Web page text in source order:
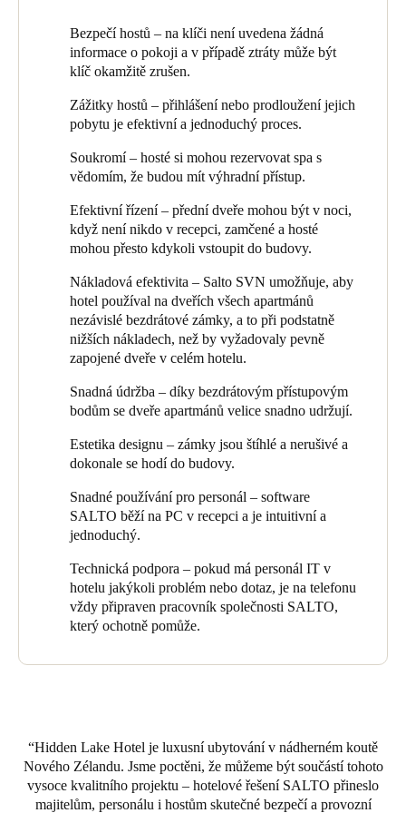
English
English
Uložit nový výběr jako výchozí
Ross Green ze společnosti Select Alarms vypráví: „Věděli jsme,
že pro tuto novou stavbu je estetika stejně důležitá jako
dveří‘ nazývaný MyLock Configurator, který jsme použili,
abychom pomohli Chrisovi a týmu zjistit, jak by vypadaly různé
které mimo jiné umožňovaly dokonce i změnit vzhled dřeva
dveří. Díky tomu bylo možné si s důvěrou vybrat dveře a
vybavení dveří, nejlépe doplňující design hotelu.“
Společnost Select Alarms dodala a nainstalovala systém
používající zámky SALTO Alement ke 40 apartmánům pro
hosty, na hlavní vstupní dveře, spa a výtah. Systém je řízen
softwarem SALTO SPACE, který běží na PC v hotelové
Hidden Lake používá SALTO Virtual Network (Salto SVN),
patentovaný přístup ‚data na kartě‘, který umožňuje, aby hotel
využíval výhod nákladové efektivity nezávislých (bezdrátových)
dveří pro většinu přístupových bodů. Tyto systémy se používají
na dveřích apartmánů, doplněné dvěma pevně zapojenými
čtečkami karet v recepci a na hlavních vstupních dveřích.
„Náš personál v recepci naprogramuje při příjezdu hosta klíč,“
vysvětluje Chris, „který mu umožňuje vstup do jeho apartmá a
také do výtahu a předních vstupních dveří. Přístupové oprávnění
automaticky ztrácí platnost při odhlášení, ale pokud se host
změnit. V případě, že host svůj klíč ztratí, můžeme ho prostě
zrušit a naprogramovat jiný.“
Hidden Lake nabízí hostům exkluzivní využívání svých lázní –
jeho klíč naprogramován tak, aby mu umožnil vstup pouze v
Jižního ostrova. Je zde plně využita síla technologie EAC, která
pomáhá dosahovat vysoce efektivního provozu a poskytovat
hostům vynikající zážitky.
Bezpečí hostů – na klíči není uvedena žádná
informace o pokoji a v případě ztráty může být
klíč okamžitě zrušen.
Zážitky hostů – přihlášení nebo prodloužení jejich
pobytu je efektivní a jednoduchý proces.
Soukromí – hosté si mohou rezervovat spa s
vědomím, že budou mít výhradní přístup.
Efektivní řízení – přední dveře mohou být v noci,
když není nikdo v recepci, zamčené a hosté
mohou přesto kdykoli vstoupit do budovy.
Nákladová efektivita – Salto SVN umožňuje, aby
hotel používal na dveřích všech apartmánů
nezávislé bezdrátové zámky, a to při podstatně
nižších nákladech, než by vyžadovaly pevně
zapojené dveře v celém hotelu.
Snadná údržba – díky bezdrátovým přístupovým
bodům se dveře apartmánů velice snadno udržují.
Estetika designu – zámky jsou štíhlé a nerušivé a
dokonale se hodí do budovy.
Snadné používání pro personál – software
SALTO běží na PC v recepci a je intuitivní a
jednoduchý.
Technická podpora – pokud má personál IT v
hotelu jakýkoli problém nebo dotaz, je na telefonu
vždy připraven pracovník společnosti SALTO,
který ochotně pomůže.
Hidden Lake Hotel je luxusní ubytování v nádherném koutě
Nového Zélandu. Jsme poctěni, že můžeme být součástí tohoto
vysoce kvalitního projektu – hotelové řešení SALTO přineslo
majitelům, personálu i hostům skutečné bezpečí a provozní